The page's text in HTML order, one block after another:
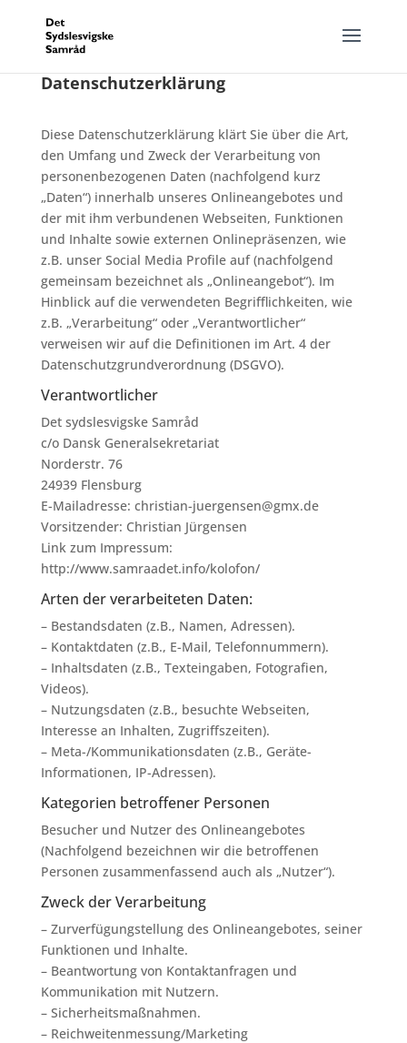
Datenschutzerklärung
Diese Datenschutzerklärung klärt Sie über die Art,
den Umfang und Zweck der Verarbeitung von
personenbezogenen Daten (nachfolgend kurz
„Daten“) innerhalb unseres Onlineangebotes und
der mit ihm verbundenen Webseiten, Funktionen
und Inhalte sowie externen Onlinepräsenzen, wie
z.B. unser Social Media Profile auf (nachfolgend
gemeinsam bezeichnet als „Onlineangebot“). Im
Hinblick auf die verwendeten Begrifflichkeiten, wie
z.B. „Verarbeitung“ oder „Verantwortlicher“
verweisen wir auf die Definitionen im Art. 4 der
Datenschutzgrundverordnung (DSGVO).
Verantwortlicher
Det sydslesvigske Samråd
c/o Dansk Generalsekretariat
Norderstr. 76
24939 Flensburg
E-Mailadresse: christian-juergensen@gmx.de
Vorsitzender: Christian Jürgensen
Link zum Impressum:
http://www.samraadet.info/kolofon/
Arten der verarbeiteten Daten:
– Bestandsdaten (z.B., Namen, Adressen).
– Kontaktdaten (z.B., E-Mail, Telefonnummern).
– Inhaltsdaten (z.B., Texteingaben, Fotografien,
Videos).
– Nutzungsdaten (z.B., besuchte Webseiten,
Interesse an Inhalten, Zugriffszeiten).
– Meta-/Kommunikationsdaten (z.B., Geräte-
Informationen, IP-Adressen).
Kategorien betroffener Personen
Besucher und Nutzer des Onlineangebotes
(Nachfolgend bezeichnen wir die betroffenen
Personen zusammenfassend auch als „Nutzer“).
Zweck der Verarbeitung
– Zurverfügungstellung des Onlineangebotes, seiner
Funktionen und Inhalte.
– Beantwortung von Kontaktanfragen und
Kommunikation mit Nutzern.
– Sicherheitsmaßnahmen.
– Reichweitenmessung/Marketing